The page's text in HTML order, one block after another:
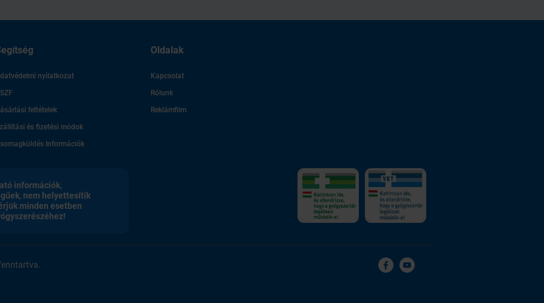
nyilatkozat
feltételek
és fizetési módok
Információk
Oldalak
Kapcsolat
Rólunk
Reklámfilm
információk,
nem helyettesítik
minden esetben